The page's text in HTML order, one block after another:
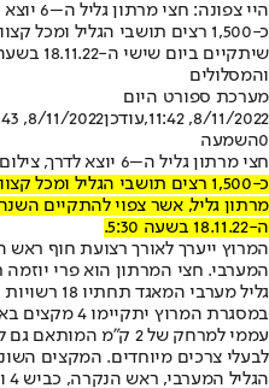
היי צפונה: חצי מרתון גליל ה–6 יוצא לדרך
כ-1,500 רצים תושבי הגליל
והמסלולים
מערכת ספורט היום
8/11/2022, 11:42
,עודכן8/11/2022, 11:43
0השמעה
חצי מרתון גליל ה–6 יוצא לדרך, צילום: באדיבות חצי מרתון גליל
כ-1,500 רצים תושבי הגליל
מרתון גליל, אשר צפוי להתקיים
ה-18.11.22 בשעה 5:30.
המרוץ ייערך לאורך רצועת חוף
המערבי. חצי המרתון הוא פרי
גליל מערבי המאגד תחתיו 18 רשויות בפריפריה הצפונית של ישראל.
עממי למרחק של 2 ק"מ
לבעלי צרכים מיוחדים. המקצים
הגליל המערבי, ראש הנקרה, כביש 4 ולכם נותר רק לבחור!